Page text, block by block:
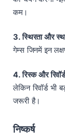
कम।
3. स्थिरता और
गेम्स जिनमें इन
4. रिस्क और
लेकिन रिवॉर्ड भी
जरूरी है।
निष्कर्ष